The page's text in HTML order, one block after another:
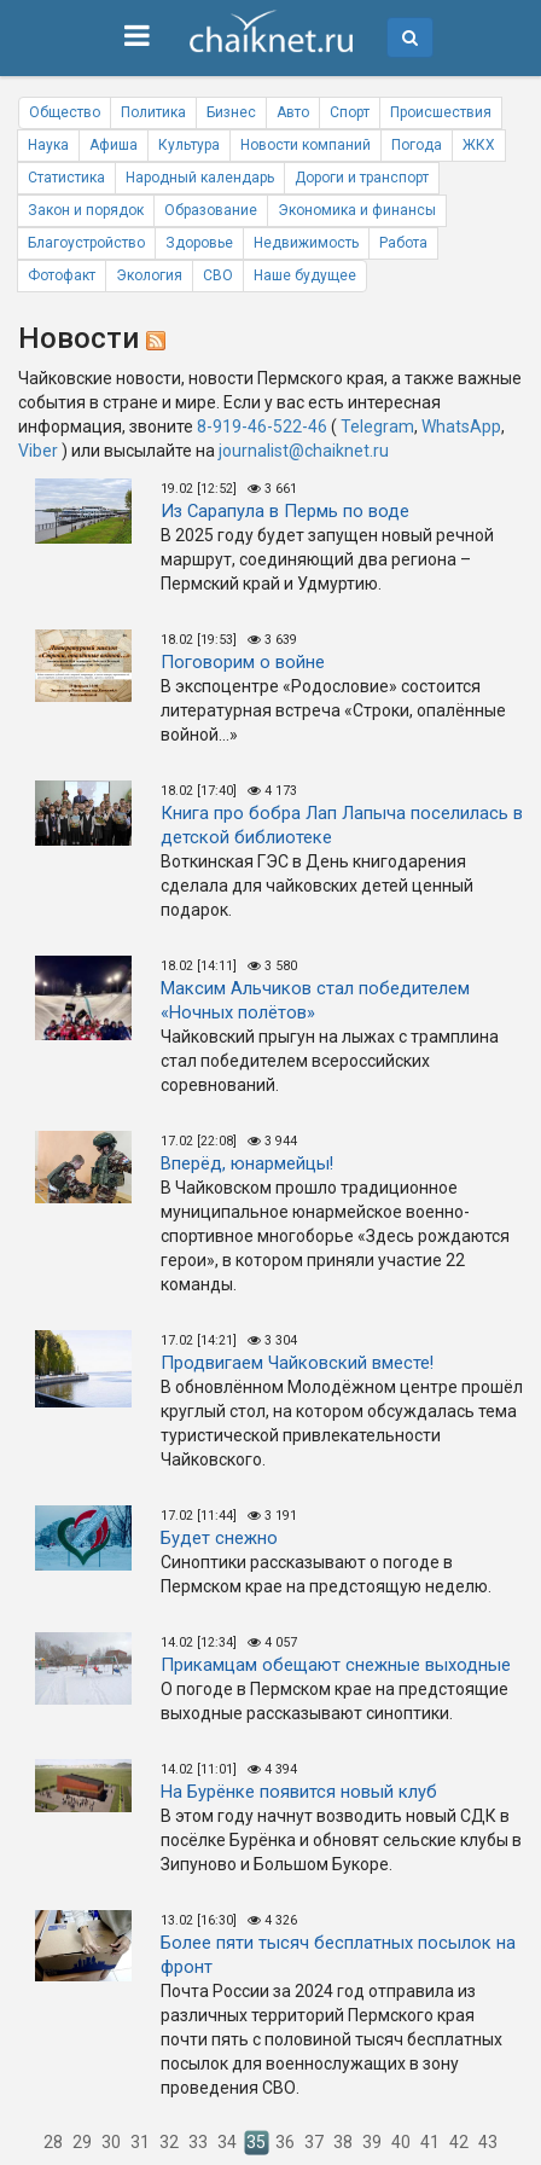
Общество Политика Бизнес Авто Спорт
Происшествия
Наука
Афиша Культура Новости компаний Погода
ЖКХ
Статистика
Народный календарь
Дороги и транспорт
Закон и порядок
Образование
Экономика и финансы
Благоустройство
Здоровье Недвижимость
Работа
Фотофакт
Экология СВО Наше будущее
Новости
Чайковские новости, новости Пермского края, а также важные
события в стране и мире. Если у вас есть интересная
информация, звоните 8-919-46-522-46 ( Telegram, WhatsApp,
Viber) или высылайте на journalist@chaiknet.ru
19.02 [12:52] 3 661
Из Сарапула в Пермь по воде
В 2025 году будет запущен новый речной
маршрут, соединяющий два региона –
Пермский край и Удмуртию.
18.02 [19:53] 3 639
Поговорим о войне
В экспоцентре «Родословие» состоится
литературная встреча «Строки, опалённые
войной…»
18.02 [17:40] 4 173
Книга про бобра Лап Лапыча поселилась в
детской библиотеке
Воткинская ГЭС в День книгодарения
сделала для чайковских детей ценный
подарок.
18.02 [14:11] 3 580
Максим Альчиков стал победителем
«Ночных полётов»
Чайковский прыгун на лыжах с трамплина
стал победителем всероссийских
соревнований.
17.02 [22:08] 3 944
Вперёд, юнармейцы!
В Чайковском прошло традиционное
муниципальное юнармейское военно-
спортивное многоборье «Здесь рождаются
герои», в котором приняли участие 22
команды.
17.02 [14:21] 3 304
Продвигаем Чайковский вместе!
В обновлённом Молодёжном центре прошёл
круглый стол, на котором обсуждалась тема
туристической привлекательности
Чайковского.
17.02 [11:44] 3 191
Будет снежно
Синоптики рассказывают о погоде в
Пермском крае на предстоящую неделю.
14.02 [12:34] 4 057
Прикамцам обещают снежные выходные
О погоде в Пермском крае на предстоящие
выходные рассказывают синоптики.
14.02 [11:01] 4 394
На Бурёнке появится новый клуб
В этом году начнут возводить новый СДК в
посёлке Бурёнка и обновят сельские клубы в
Зипуново и Большом Букоре.
13.02 [16:30] 4 326
Более пяти тысяч бесплатных посылок на
фронт
Почта России за 2024 год отправила из
различных территорий Пермского края
почти пять с половиной тысяч бесплатных
посылок для военнослужащих в зону
проведения СВО.
28 29 30 31 32 33 34 35 36 37 38 39 40 41 42 43